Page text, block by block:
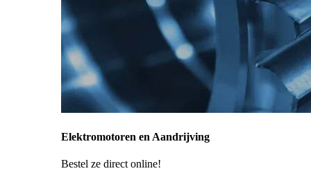
Elektromotoren en Aandrijving
Bestel ze direct online!